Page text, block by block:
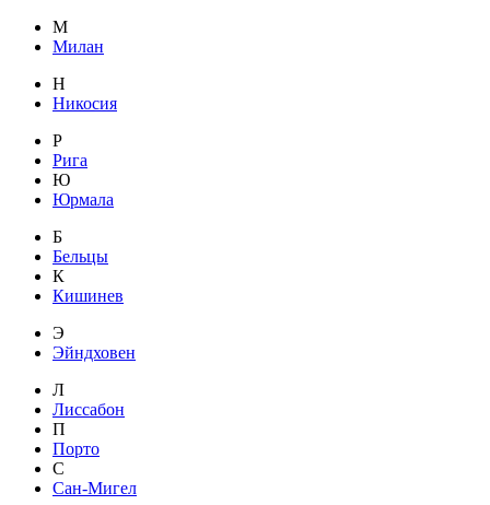
М
Милан
Н
Никосия
Р
Рига
Ю
Юрмала
Б
Бельцы
К
Кишинев
Э
Эйндховен
Л
Лиссабон
П
Порто
С
Сан-Мигел